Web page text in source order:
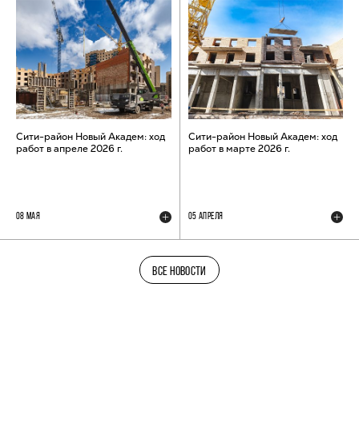
Сити-район Новый Академ: ход
работ в апреле 2026 г.
08 МАЯ
Сити-район Новый Академ: ход
работ в марте 2026 г.
05 АПРЕЛЯ
ВСЕ НОВОСТИ